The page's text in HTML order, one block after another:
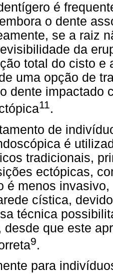
é
o dente
se a raiz
da
total do cisto e
uma opção de
dente impactado
11.
de
é
tradicionais,
ectópicas,
é menos
cística,
técnica
desde que este
9.
para